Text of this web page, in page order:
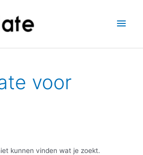
voor
kunnen vinden wat je zoekt.